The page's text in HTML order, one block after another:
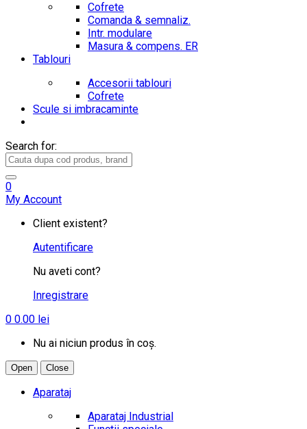
Cofrete
Comanda & semnaliz.
Intr. modulare
Masura & compens. ER
Tablouri
Accesorii tablouri
Cofrete
Scule si imbracaminte
Search for:
0
My Account
Client existent?
Autentificare
Nu aveti cont?
Inregistrare
0 0.00 lei
Nu ai niciun produs în coș.
Open Close
Aparataj
Aparataj Industrial